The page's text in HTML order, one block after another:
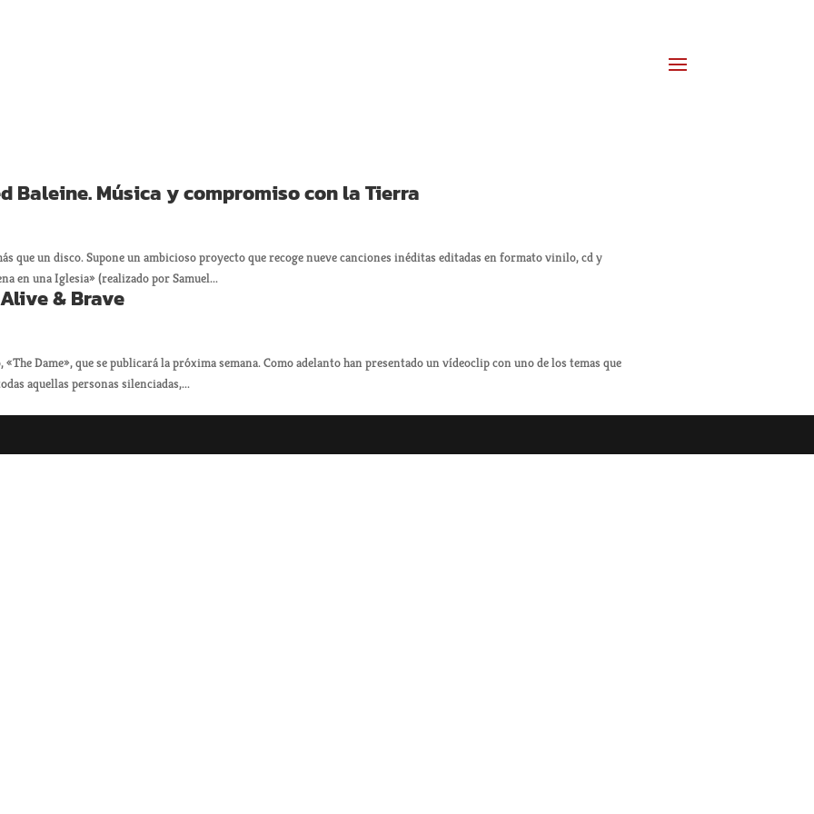
Baleine. Música y compromiso con la Tierra
que un disco. Supone un ambicioso proyecto que recoge nueve canciones inéditas editadas en formato vinilo, cd y
en una Iglesia» (realizado por Samuel...
& Brave
Dame», que se publicará la próxima semana. Como adelanto han presentado un vídeoclip con uno de los temas que
aquellas personas silenciadas,...